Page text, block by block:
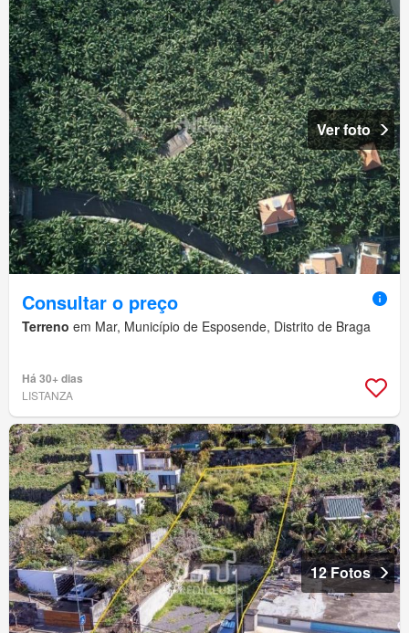
Ver foto
Consultar o preço
Terreno em Mar, Município de Esposende, Distrito de Braga
Há 30+ dias
LISTANZA
12 Fotos